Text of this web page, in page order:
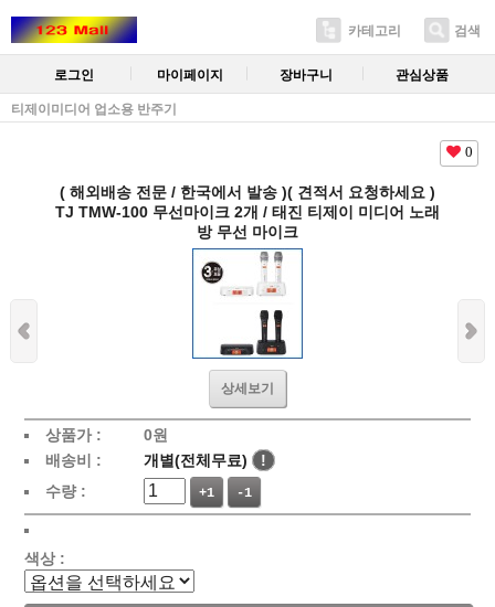
카테고리 검색
로그인 마이페이지 장바구니 관심상품
티제이미디어 업소용 반주기
0
( 해외배송 전문 / 한국에서 발송 )( 견적서 요청하세요 )
TJ TMW-100 무선마이크 2개 / 태진 티제이 미디어 노래
방 무선 마이크
상세보기
상품가 : 0원
배송비 :
개별(전체무료)
!
수량 :
+1 -1
색상 :